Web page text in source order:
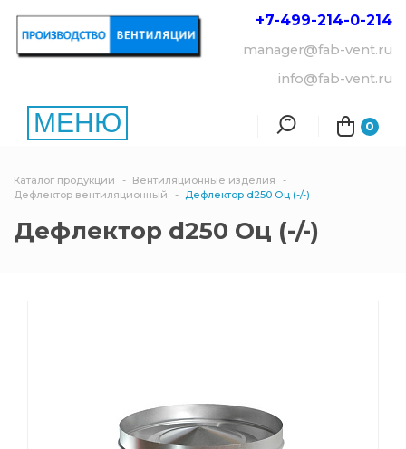
МЕНЮ 0
+7-499-214-0-214
manager@fab-vent.ru
info@fab-vent.ru
Каталог продукции
Вентиляционные изделия
Дефлектор вентиляционный
Дефлектор d250 Оц (-/-)
Дефлектор d250 Оц (-/-)